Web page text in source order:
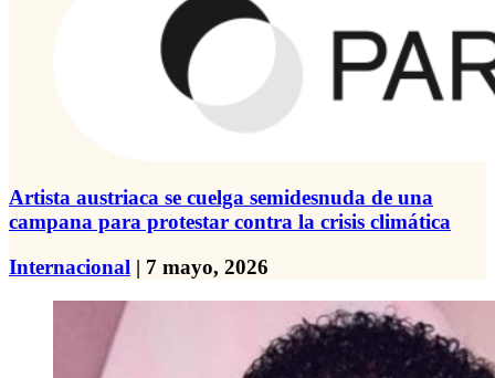
Artista austriaca se cuelga semidesnuda de una
campana para protestar contra la crisis climática
Internacional | 7 mayo, 2026